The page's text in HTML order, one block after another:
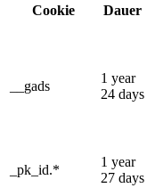
Cookie
Dauer
__gads
1 year
24 days
_pk_id.*
1 year
27 days